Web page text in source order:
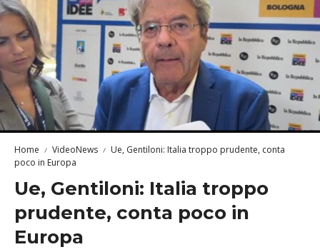
Home VideoNews
Ue, Gentiloni: Italia troppo prudente, conta
poco in Europa
Ue, Gentiloni: Italia troppo
prudente, conta poco in
Europa